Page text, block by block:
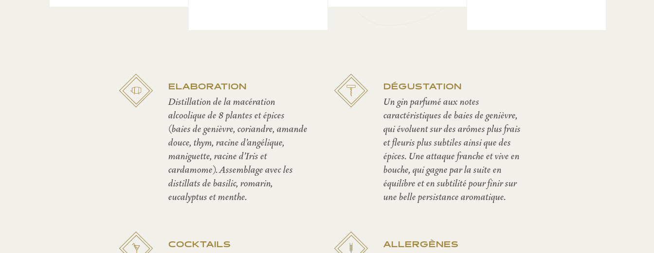
ELABORATION
Distillation de la macération
alcoolique de 8 plantes et épices
(baies de genièvre, coriandre, amande
douce, thym, racine d’angélique,
maniguette, racine d’Iris et
cardamome). Assemblage avec les
distillats de basilic, romarin,
eucalyptus et menthe.
COCKTAILS
DÉGUSTATION
Un gin parfumé aux notes
caractéristiques de baies de genièvre,
qui évoluent sur des arômes plus frais
et fleuris plus subtiles ainsi que des
épices. Une attaque franche et vive en
bouche, qui gagne par la suite en
équilibre et en subtilité pour finir sur
une belle persistance aromatique.
ALLERGÈNES